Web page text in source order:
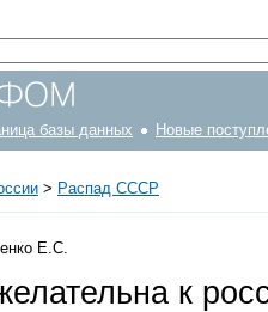
базы данных Новые
> Распад СССР
Е.С.
к